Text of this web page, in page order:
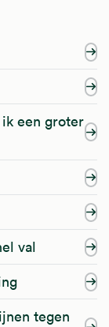
een groter
val
tegen